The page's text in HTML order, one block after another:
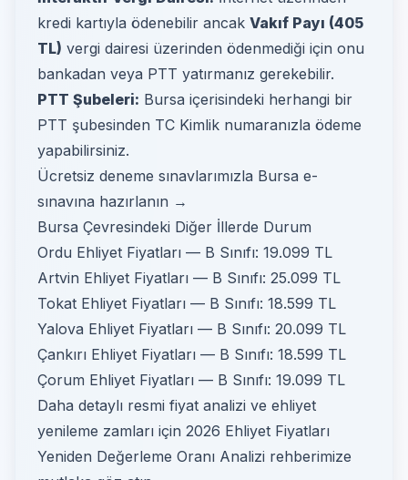
kredi kartıyla ödenebilir ancak Vakıf Payı (405
TL) vergi dairesi üzerinden ödenmediği için onu
bankadan veya PTT yatırmanız gerekebilir.
PTT Şubeleri: Bursa içerisindeki herhangi bir
PTT şubesinden TC Kimlik numaranızla ödeme
yapabilirsiniz.
Ücretsiz deneme sınavlarımızla Bursa e-
sınavına hazırlanın →
Bursa Çevresindeki Diğer İllerde Durum
Ordu Ehliyet Fiyatları — B Sınıfı: 19.099 TL
Artvin Ehliyet Fiyatları — B Sınıfı: 25.099 TL
Tokat Ehliyet Fiyatları — B Sınıfı: 18.599 TL
Yalova Ehliyet Fiyatları — B Sınıfı: 20.099 TL
Çankırı Ehliyet Fiyatları — B Sınıfı: 18.599 TL
Çorum Ehliyet Fiyatları — B Sınıfı: 19.099 TL
Daha detaylı resmi fiyat analizi ve ehliyet
yenileme zamları için 2026 Ehliyet Fiyatları
Yeniden Değerleme Oranı Analizi rehberimize